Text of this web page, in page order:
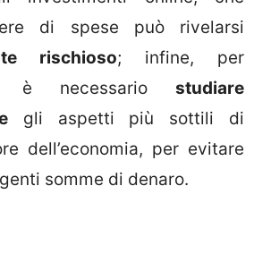
di spese può rivelarsi
rischioso; infine, per
è necessario studiare
gli aspetti più sottili di
dell’economia, per evitare
somme di denaro.